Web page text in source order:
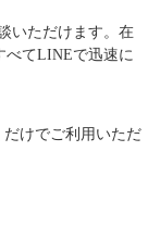
いただけます。在
べてLINEで迅速に
けでご利用いただ